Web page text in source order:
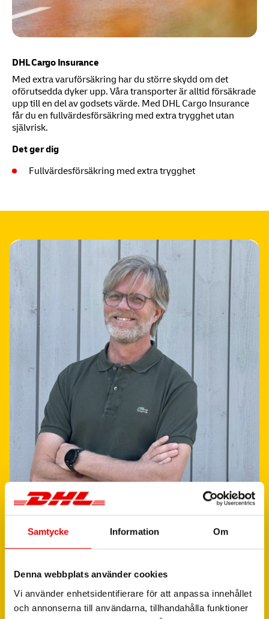
Samtycke Information Om
Denna webbplats använder cookies
Vi använder enhetsidentifierare för att anpassa innehållet
och annonserna till användarna, tillhandahålla funktioner
DHL Cargo Insurance
Med extra varuförsäkring har du större skydd om det
oförutsedda dyker upp. Våra transporter är alltid försäkrade
upp till en del av godsets värde. Med DHL Cargo Insurance
får du en fullvärdesförsäkring med extra trygghet utan
självrisk.
Det ger dig
Fullvärdesförsäkring med extra trygghet
“Enlyckadreturger
erkom ndeku ”
Mikael Palmberg
Product Manager,
International Parcel